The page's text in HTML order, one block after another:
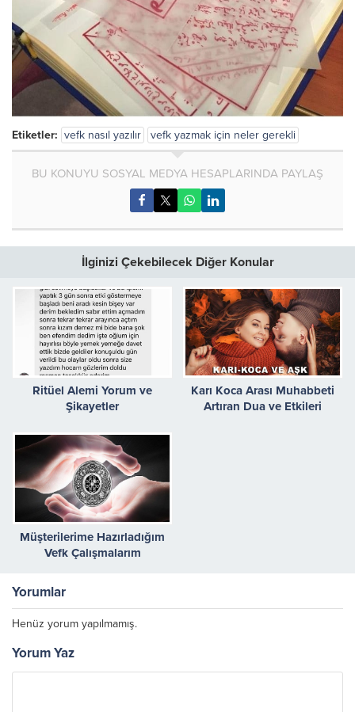
Etiketler: vefk nasıl yazılır vefk yazmak için neler gerekli
BU KONUYU SOSYAL MEDYA HESAPLARINDA PAYLAŞ
İlginizi Çekebilecek Diğer Konular
Ritüel Alemi Yorum ve
Şikayetler
Karı Koca Arası Muhabbeti
Artıran Dua ve Etkileri
Müşterilerime Hazırladığım
Vefk Çalışmalarım
Yorumlar
Henüz yorum yapılmamış.
Yorum Yaz